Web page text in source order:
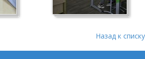
Назад к списку